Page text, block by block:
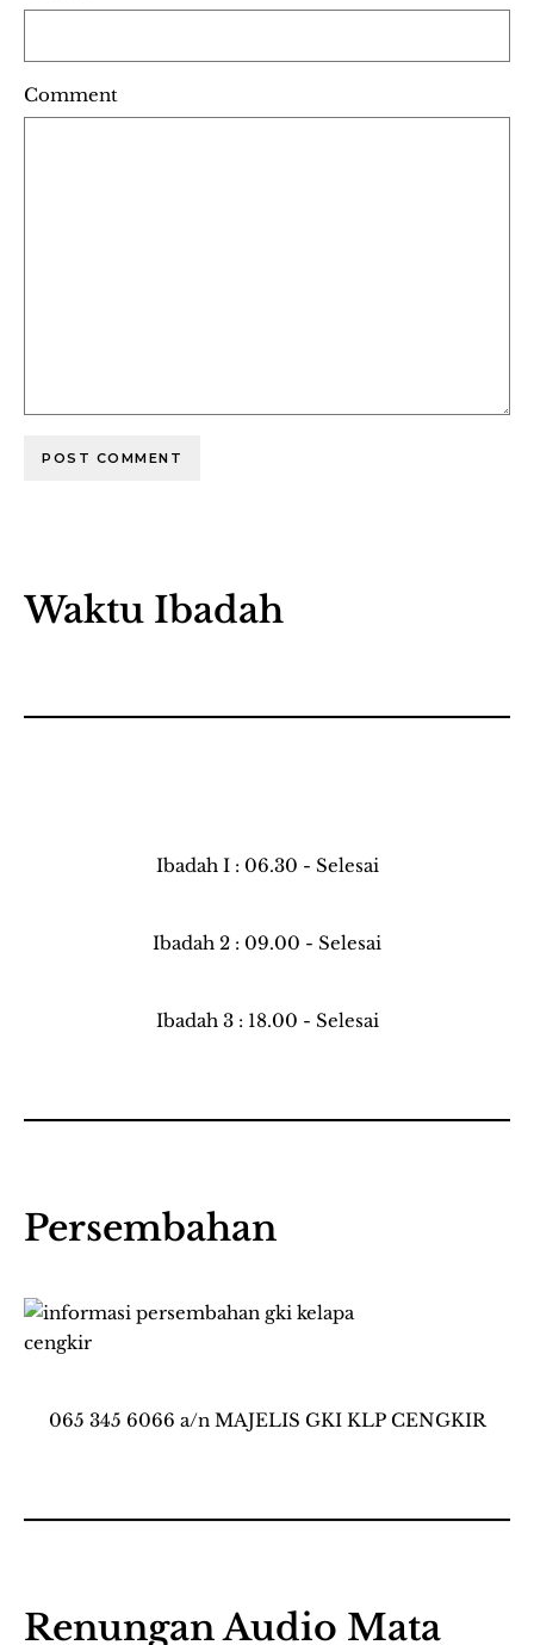
Comment
Waktu Ibadah
Ibadah I : 06.30 - Selesai
Ibadah 2 : 09.00 - Selesai
Ibadah 3 : 18.00 - Selesai
Persembahan
065 345 6066 a/n MAJELIS GKI KLP CENGKIR
Renungan Audio Mata